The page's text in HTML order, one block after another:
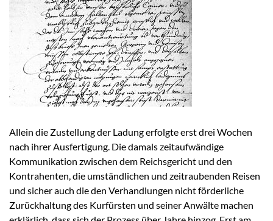
Allein die Zustellung der Ladung erfolgte erst drei Wochen
nach ihrer Ausfertigung. Die damals zeitaufwändige
Kommunikation zwischen dem Reichsgericht und den
Kontrahenten, die umständlichen und zeitraubenden Reisen
und sicher auch die den Verhandlungen nicht förderliche
Zurückhaltung des Kurfürsten und seiner Anwälte machen